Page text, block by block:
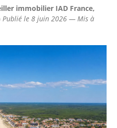
immobilier IAD France,
Publié le 8 juin 2026 — Mis à